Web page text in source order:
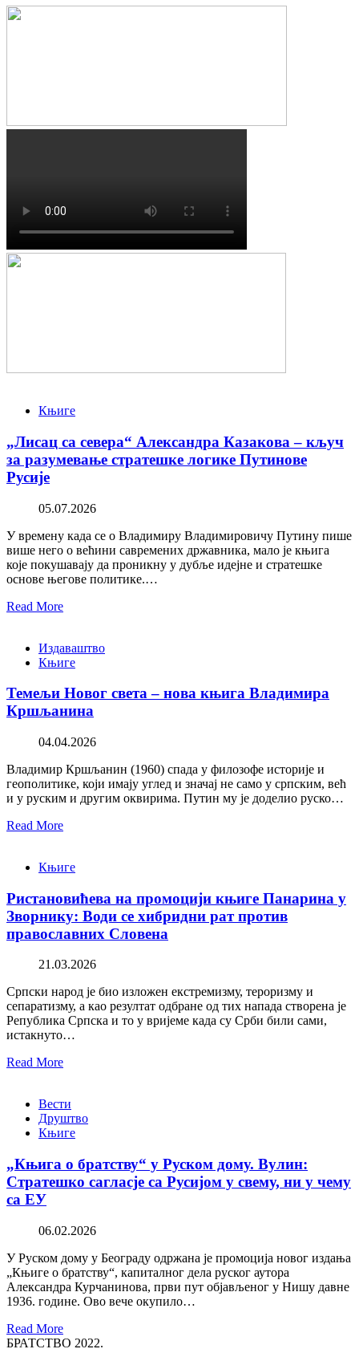
Књиге
„Лисац са севера“ Александра Казакова – кључ
за разумевање стратешке логике Путинове
Русије
05.07.2026
У времену када се о Владимиру Владимировичу Путину пише
више него о већини савремених државника, мало је књига
које покушавају да проникну у дубље идејне и стратешке
основе његове политике.…
Read More
Издаваштво
Књиге
Темељи Новог света – нова књига Владимира
Кршљанина
04.04.2026
Владимир Кршљанин (1960) спада у филозофе историје и
геополитике, који имају углед и значај не само у српским, већ
и у руским и другим оквирима. Путин му је доделио руско…
Read More
Књиге
Ристановићева на промоцији књиге Панарина у
Зворнику: Води се хибридни рат против
православних Словена
21.03.2026
Српски народ је био изложен екстремизму, тероризму и
сепаратизму, а као резултат одбране од тих напада створена је
Република Српска и то у вријеме када су Срби били сами,
истакнуто…
Read More
Вести
Друштво
Књиге
„Књига о братству“ у Руском дому. Вулин:
Стратешко сагласје са Русијом у свему, ни у чему
са ЕУ
06.02.2026
У Руском дому у Београду одржана је промоција новог издања
„Књиге о братству“, капиталног дела руског аутора
Александра Курчанинова, први пут објављеног у Нишу давне
1936. године. Ово вече окупило…
Read More
БРАТСТВО 2022.